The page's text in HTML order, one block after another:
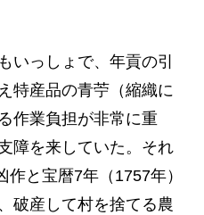
っしょで、年貢の引
特産品の青苧（縮織に
作業負担が非常に重
障を来していた。それ
と宝暦7年（1757年）
破産して村を捨てる農